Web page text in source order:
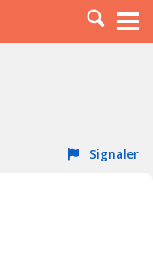
Signaler